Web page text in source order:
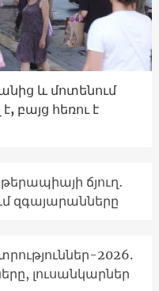
և մոտենում
բայց հեռու է
ճյուղ․
զգայարանները
2026.
լուսանկարներ